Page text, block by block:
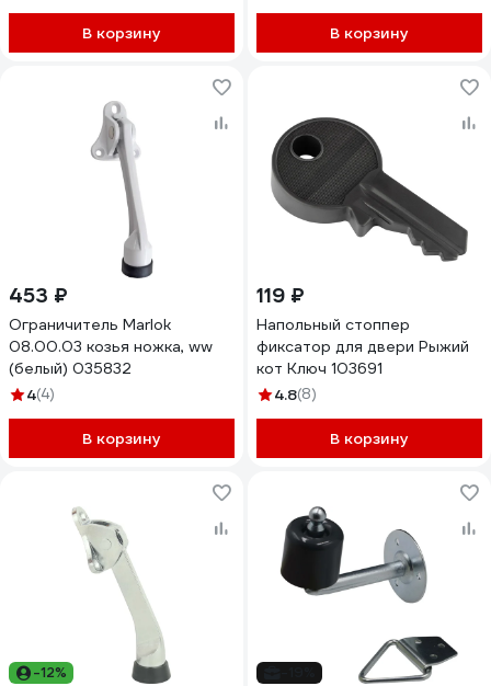
В корзину В корзину
453 ₽
Ограничитель Marlok
08.00.03 козья ножка, ww
(белый) 035832
4(4)
В корзину
119 ₽
Напольный стоппер
фиксатор для двери Рыжий
кот Ключ 103691
4.8(8)
В корзину
-12%